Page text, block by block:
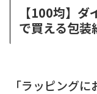
【100均】
で買える包装
「ラッピング